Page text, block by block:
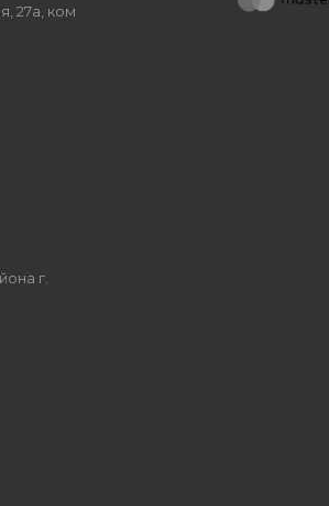
27а, ком
г.